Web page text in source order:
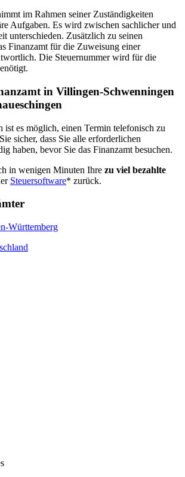
im Rahmen seiner Zuständigkeiten
Aufgaben. Es wird zwischen sachlicher und
unterschieden. Zusätzlich zu seinen
Finanzamt für die Zuweisung einer
Die Steuernummer wird für die
in Villingen-Schwenningen
ist es möglich, einen Termin telefonisch zu
sicher, dass Sie alle erforderlichen
haben, bevor Sie das Finanzamt besuchen.
in wenigen Minuten Ihre zu viel bezahlte
Steuersoftware* zurück.
Württemberg